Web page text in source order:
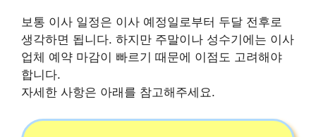
보통 이사 일정은 이사 예정일로부터 두달 전후로
생각하면 됩니다. 하지만 주말이나 성수기에는 이사
업체 예약 마감이 빠르기 때문에 이점도 고려해야
합니다.
자세한 사항은 아래를 참고해주세요.